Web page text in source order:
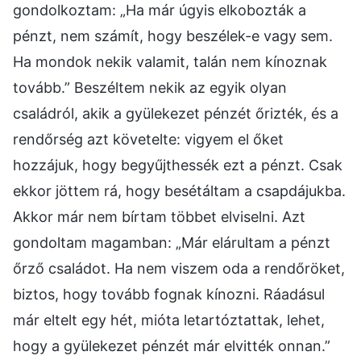
gondolkoztam: „Ha már úgyis elkobozták a
pénzt, nem számít, hogy beszélek-e vagy sem.
Ha mondok nekik valamit, talán nem kínoznak
tovább.” Beszéltem nekik az egyik olyan
családról, akik a gyülekezet pénzét őrizték, és a
rendőrség azt követelte: vigyem el őket
hozzájuk, hogy begyűjthessék ezt a pénzt. Csak
ekkor jöttem rá, hogy besétáltam a csapdájukba.
Akkor már nem bírtam többet elviselni. Azt
gondoltam magamban: „Már elárultam a pénzt
őrző családot. Ha nem viszem oda a rendőröket,
biztos, hogy tovább fognak kínozni. Ráadásul
már eltelt egy hét, mióta letartóztattak, lehet,
hogy a gyülekezet pénzét már elvitték onnan.”